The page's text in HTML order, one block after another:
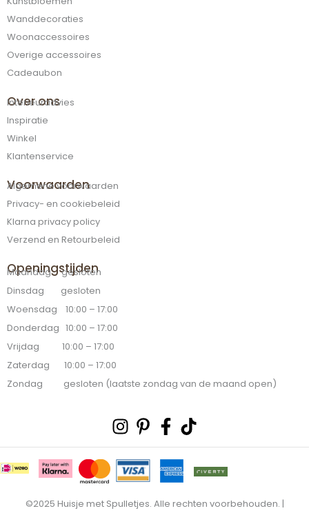
Wanddecoraties
Woonaccessoires
Overige accessoires
Cadeaubon
Over ons
Interieuradvies
Inspiratie
Winkel
Klantenservice
Voorwaarden
Algemene voorwaarden
Privacy- en cookiebeleid
Klarna privacy policy
Verzend en Retourbeleid
Openingstijden
Maandag gesloten
Dinsdag gesloten
Woensdag 10:00 – 17:00
Donderdag 10:00 – 17:00
Vrijdag 10:00 – 17:00
Zaterdag 10:00 – 17:00
Zondag gesloten (laatste zondag van de maand open)
Instagram
Pinterest-
p
Facebook-
f
Tiktok
©2025 Huisje met Spulletjes. Alle rechten voorbehouden. |